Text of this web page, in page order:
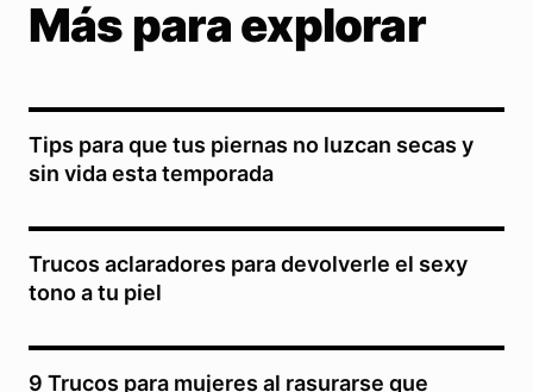
Más para explorar
Tips para que tus piernas no luzcan secas y
sin vida esta temporada
Trucos aclaradores para devolverle el sexy
tono a tu piel
9 Trucos para mujeres al rasurarse que